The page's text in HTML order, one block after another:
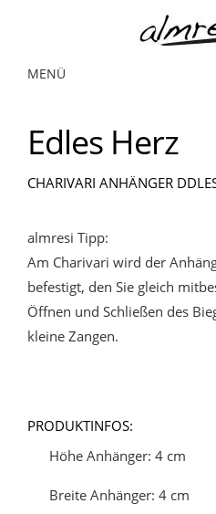
MENÜ
Edles Herz
CHARIVARI ANHÄNGER
almresi Tipp:
Am Charivari wird der
befestigt, den Sie gleich
Öffnen und Schließen des
kleine Zangen.
PRODUKTINFOS:
Höhe Anhänger: 4 cm
Breite Anhänger: 4 cm